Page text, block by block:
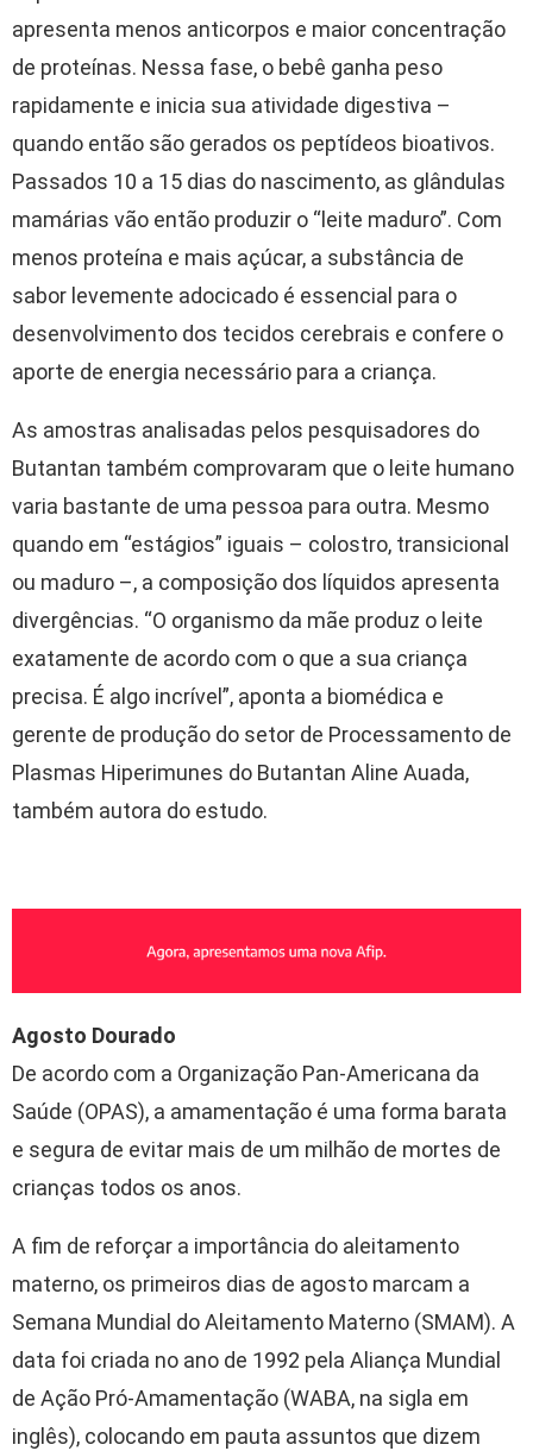
apresenta menos anticorpos e maior concentração
de proteínas. Nessa fase, o bebê ganha peso
rapidamente e inicia sua atividade digestiva –
quando então são gerados os peptídeos bioativos.
Passados 10 a 15 dias do nascimento, as glândulas
mamárias vão então produzir o “leite maduro”. Com
menos proteína e mais açúcar, a substância de
sabor levemente adocicado é essencial para o
desenvolvimento dos tecidos cerebrais e confere o
aporte de energia necessário para a criança.
As amostras analisadas pelos pesquisadores do
Butantan também comprovaram que o leite humano
varia bastante de uma pessoa para outra. Mesmo
quando em “estágios” iguais – colostro, transicional
ou maduro –, a composição dos líquidos apresenta
divergências. “O organismo da mãe produz o leite
exatamente de acordo com o que a sua criança
precisa. É algo incrível”, aponta a biomédica e
gerente de produção do setor de Processamento de
Plasmas Hiperimunes do Butantan Aline Auada,
também autora do estudo.
Agosto Dourado
De acordo com a Organização Pan-Americana da
Saúde (OPAS), a amamentação é uma forma barata
e segura de evitar mais de um milhão de mortes de
crianças todos os anos.
A fim de reforçar a importância do aleitamento
materno, os primeiros dias de agosto marcam a
Semana Mundial do Aleitamento Materno (SMAM). A
data foi criada no ano de 1992 pela Aliança Mundial
de Ação Pró-Amamentação (WABA, na sigla em
inglês), colocando em pauta assuntos que dizem